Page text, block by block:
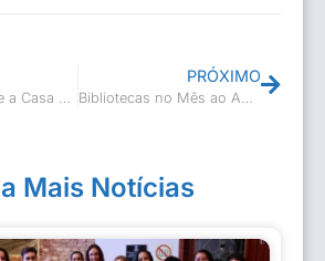
PRÓXIMO
Mais Notícias